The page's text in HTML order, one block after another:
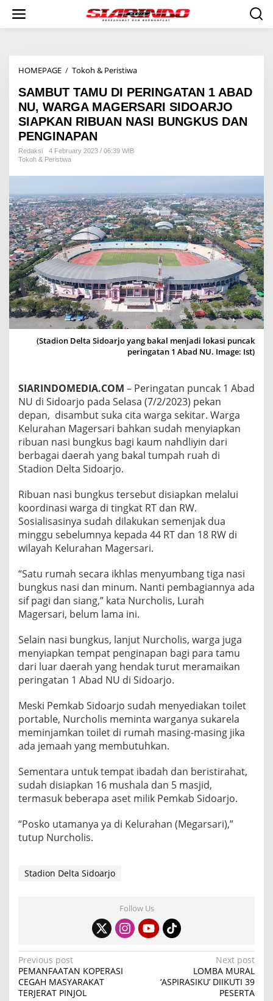
i
HOMEPAGE / Tokoh & Peristiwa
M
B
U
T
I
P
E
R
I
N
T
A
N
1
A
D
,
W
A
R
G
A
M
E
R
S
A
R
S
D
O
A
J
S
I
A
P
K
N
R
I
U
N
N
A
I
B
D
N
P
E
SAMBUT TAMU DI PERINGATAN 1 ABAD
NU, WARGA MAGERSARI SIDOARJO
SIAPKAN RIBUAN NASI BUNGKUS DAN
PENGINAPAN
Redaksi
4 February 2023 / 06:39 WIB
Tokoh & Peristiwa
(Stadion Delta Sidoarjo yang bakal menjadi lokasi puncak
peringatan 1 Abad NU. Image: Ist)
SIARINDOMEDIA.COM – Peringatan puncak 1 Abad
NU di Sidoarjo pada Selasa (7/2/2023) pekan
depan, disambut suka cita warga sekitar. Warga
Kelurahan Magersari bahkan sudah menyiapkan
ribuan nasi bungkus bagi kaum nahdliyin dari
berbagai daerah yang bakal tumpah ruah di
Stadion Delta Sidoarjo.
Ribuan nasi bungkus tersebut disiapkan melalui
koordinasi warga di tingkat RT dan RW.
Sosialisasinya sudah dilakukan semenjak dua
minggu sebelumnya kepada 44 RT dan 18 RW di
wilayah Kelurahan Magersari.
“Satu rumah secara ikhlas menyumbang tiga nasi
bungkus nasi dan minum. Nanti pembagiannya ada
sif pagi dan siang,” kata Nurcholis, Lurah
Magersari, belum lama ini.
Selain nasi bungkus, lanjut Nurcholis, warga juga
menyiapkan tempat penginapan bagi para tamu
dari luar daerah yang hendak turut meramaikan
peringatan 1 Abad NU di Sidoarjo.
Meski Pemkab Sidoarjo sudah menyediakan toilet
portable, Nurcholis meminta warganya sukarela
meminjamkan toilet di rumah masing-masing jika
ada jemaah yang membutuhkan.
Sementara untuk tempat ibadah dan beristirahat,
sudah disiapkan 16 mushala dan 5 masjid,
termasuk beberapa aset milik Pemkab Sidoarjo.
“Posko utamanya ya di Kelurahan (Megarsari),”
tutup Nurcholis.
Stadion Delta Sidoarjo
Follow Us
P
o
s
Previous post
PEMANFAATAN KOPERASI
CEGAH MASYARAKAT
TERJERAT PINJOL
Next post
LOMBA MURAL
‘ASPIRASIKU’ DIIKUTI 39
PESERTA